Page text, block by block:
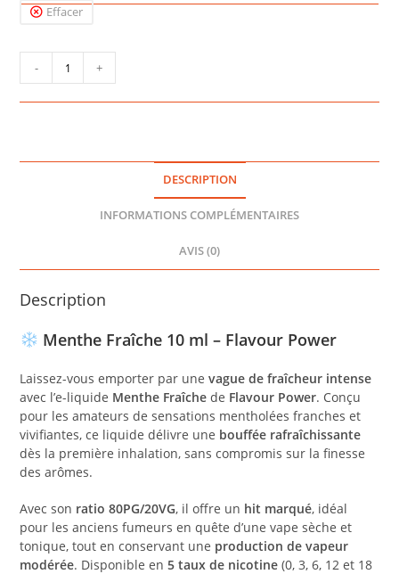
Effacer
quantité
de
MENTHE
- +
DESCRIPTION
INFORMATIONS COMPLÉMENTAIRES
AVIS (0)
Description
Menthe Fraîche 10 ml – Flavour Power
Laissez-vous emporter par unevague de fraîcheur intense
avec l’e-liquide Menthe Fraîche de Flavour Power. Conçu
pour les amateurs de sensations mentholées franches et
vivifiantes, ce liquide délivre une bouffée rafraîchissante
dès la première inhalation, sans compromis sur la finesse
des arômes.
Avec son ratio 80PG/20VG, il offre un hit marqué, idéal
pour les anciens fumeurs en quête d’une vape sèche et
tonique, tout en conservant une production de vapeur
modérée. Disponible en5 taux de nicotine (0, 3, 6, 12 et 18